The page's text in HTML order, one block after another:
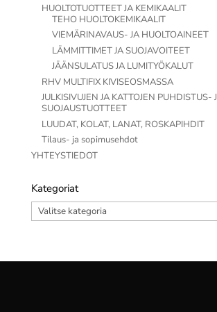
HUOLTOTUOTTEET JA KEMIKAALIT
TEHO HUOLTOKEMIKAALIT
VIEMÄRINAVAUS- JA HUOLTOAINEET
LÄMMITTIMET JA SUOJAVOITEET
JÄÄNSULATUS JA LUMITYÖKALUT
RHV MULTIFIX KIVISEOSMASSA
JULKISIVUJEN JA KATTOJEN PUHDISTUS-
SUOJAUSTUOTTEET
LUUDAT, KOLAT, LANAT, ROSKAPIHDIT
Tilaus- ja sopimusehdot
YHTEYSTIEDOT
Kategoriat
Kategoriat